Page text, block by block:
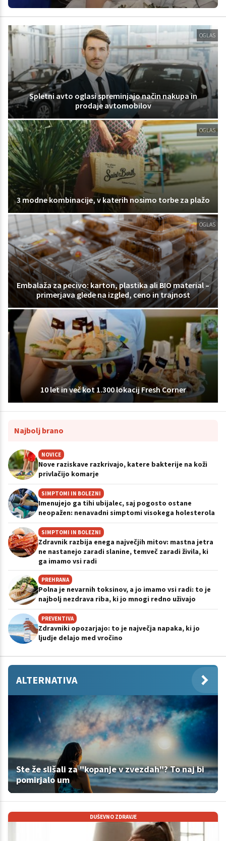
OGLAS
Spletni avto oglasi spreminjajo način nakupa in
prodaje avtomobilov
OGLAS
3 modne kombinacije, v katerih nosimo torbe za plažo
OGLAS
Embalaža za pecivo: karton, plastika ali BIO material –
primerjava glede na izgled, ceno in trajnost
10 let in več kot 1.300 lokacij Fresh Corner
Najbolj brano
NOVICE
Nove raziskave razkrivajo, katere bakterije na koži
privlačijo komarje
SIMPTOMI IN BOLEZNI
Imenujejo ga tihi ubijalec, saj pogosto ostane
neopažen: nenavadni simptomi visokega holesterola
SIMPTOMI IN BOLEZNI
Zdravnik razbija enega največjih mitov: mastna jetra
ne nastanejo zaradi slanine, temveč zaradi živila, ki
ga imamo vsi radi
PREHRANA
Polna je nevarnih toksinov, a jo imamo vsi radi: to je
najbolj nezdrava riba, ki jo mnogi redno uživajo
PREVENTIVA
Zdravniki opozarjajo: to je največja napaka, ki jo
ljudje delajo med vročino
ALTERNATIVA
Ste že slišali za "kopanje v zvezdah"? To naj bi
pomirjalo um
DUŠEVNO ZDRAVJE